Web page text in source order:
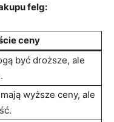
felg:
ceny
być droższe,‍ ale
wyższe ceny, ale